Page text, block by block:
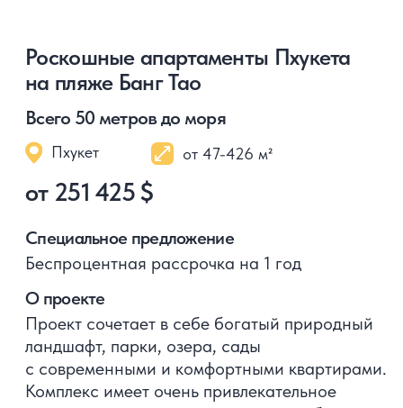
Скачать презентацию
Получите полную презентацию
с планировками, ценами
и описанием проекта
Премиальные виллы на пляже
Камала от известного
застройщика Пхукета
от 992 827 $
Роскошный образ жизни в нескольких
шагах от моря